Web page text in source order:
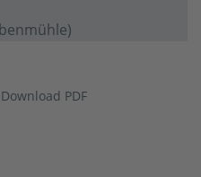
Download PDF